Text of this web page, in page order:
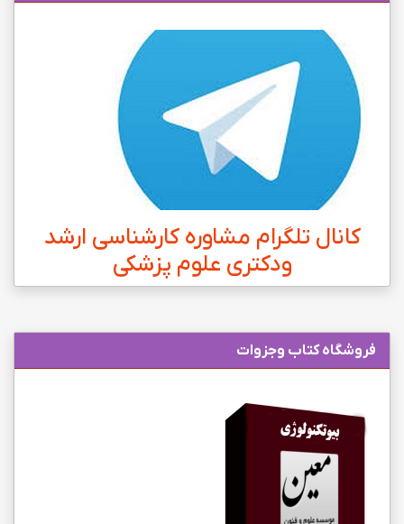
کانال تلگرام مشاوره کارشناسی ارشد
ودکتری علوم پزشکی
فروشگاه کتاب وجزوات